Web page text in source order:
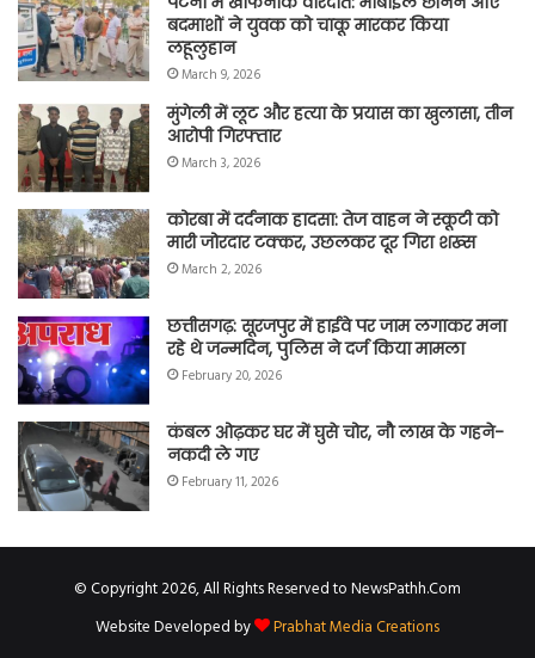
बदमाशों ने युवक को चाकू मारकर किया
लहूलुहान
March 9, 2026
मुंगेली में लूट और हत्या के प्रयास का खुलासा, तीन
आरोपी गिरफ्तार
March 3, 2026
कोरबा में दर्दनाक हादसा: तेज वाहन ने स्कूटी को
मारी जोरदार टक्कर, उछलकर दूर गिरा शख्स
March 2, 2026
छत्तीसगढ़: सूरजपुर में हाईवे पर जाम लगाकर मना
रहे थे जन्मदिन, पुलिस ने दर्ज किया मामला
February 20, 2026
कंबल ओढ़कर घर में घुसे चोर, नौ लाख के गहने-
नकदी ले गए
February 11, 2026
© Copyright 2026, All Rights Reserved to NewsPathh.Com
Website Developed by
Prabhat Media Creations